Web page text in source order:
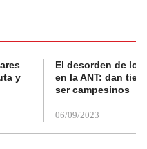
y
El desorden de
en la ANT: dan
ser campesinos
06/09/2023